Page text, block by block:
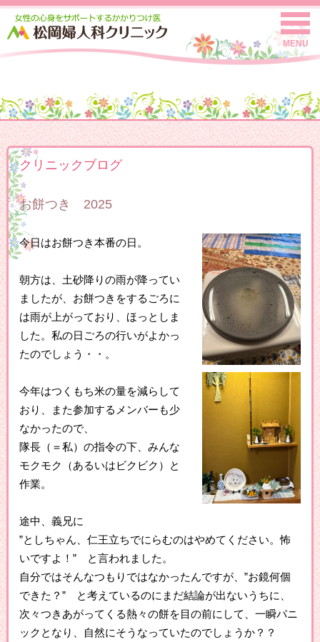
MENU
クリニックブログ
お餅つき 2025
今日はお餅つき本番の日。
朝方は、土砂降りの雨が降ってい
ましたが、お餅つきをするごろに
は雨が上がっており、ほっとしま
した。私の日ごろの行いがよかっ
たのでしょう・・。
今年はつくもち米の量を減らして
おり、また参加するメンバーも少
なかったので、
隊長（＝私）の指令の下、みんな
モクモク（あるいはビクビク）と
作業。
途中、義兄に
”としちゃん、仁王立ちでにらむのはやめてください。怖
いですよ！” と言われました。
自分ではそんなつもりではなかったんですが、”お鏡何個
できた？” と考えているのにまだ結論が出ないうちに、
次々つきあがってくる熱々の餅を目の前にして、一瞬パニ
ックとなり、自然にそうなっていたのでしょうか？？